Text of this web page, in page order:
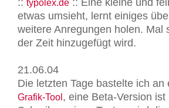
:: typolex.de:: Eine kleine und
etwas umsieht, lernt einiges
weitere Anregungen holen. Mal
der Zeit hinzugefügt wird.
21.06.04
Die letzten Tage bastelte ich
Grafik-Tool, eine Beta-Version